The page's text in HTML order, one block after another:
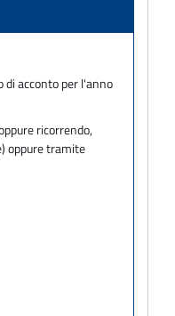
di acconto per l'anno
ricorrendo,
oppure tramite